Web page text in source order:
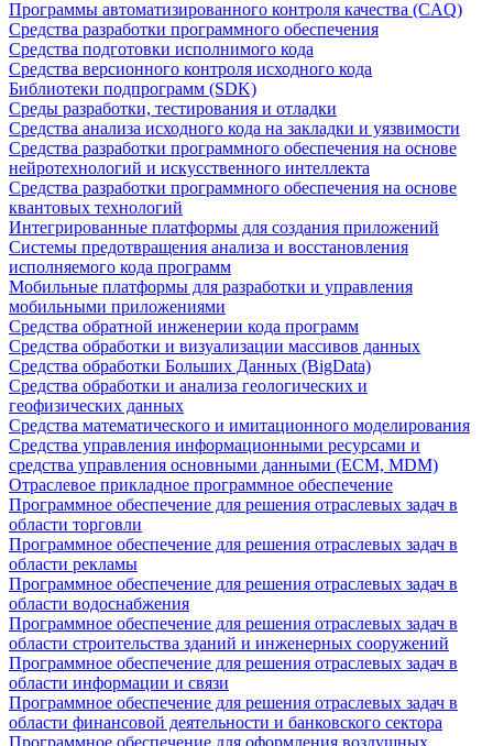
Программы автоматизированного контроля качества (CAQ)
Средства разработки программного обеспечения
Средства подготовки исполнимого кода
Средства версионного контроля исходного кода
Библиотеки подпрограмм (SDK)
Среды разработки, тестирования и отладки
Средства анализа исходного кода на закладки и уязвимости
Средства разработки программного обеспечения на основе
нейротехнологий и искусственного интеллекта
Средства разработки программного обеспечения на основе
квантовых технологий
Интегрированные платформы для создания приложений
Системы предотвращения анализа и восстановления
исполняемого кода программ
Мобильные платформы для разработки и управления
мобильными приложениями
Средства обратной инженерии кода программ
Средства обработки и визуализации массивов данных
Средства обработки Больших Данных (BigData)
Средства обработки и анализа геологических и
геофизических данных
Средства математического и имитационного моделирования
Средства управления информационными ресурсами и
средства управления основными данными (ECM, MDM)
Отраслевое прикладное программное обеспечение
Программное обеспечение для решения отраслевых задач в
области торговли
Программное обеспечение для решения отраслевых задач в
области рекламы
Программное обеспечение для решения отраслевых задач в
области водоснабжения
Программное обеспечение для решения отраслевых задач в
области строительства зданий и инженерных сооружений
Программное обеспечение для решения отраслевых задач в
области информации и связи
Программное обеспечение для решения отраслевых задач в
области финансовой деятельности и банковского сектора
Программное обеспечение для оформления воздушных